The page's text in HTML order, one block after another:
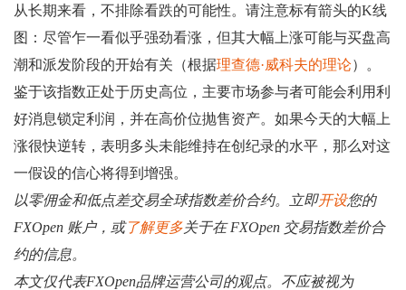
从长期来看，不排除看跌的可能性。请注意标有箭头的K线
图：尽管乍一看似乎强劲看涨，但其大幅上涨可能与买盘高
潮和派发阶段的开始有关（根据理查德·威科夫的理论）。
鉴于该指数正处于历史高位，主要市场参与者可能会利用利
好消息锁定利润，并在高价位抛售资产。如果今天的大幅上
涨很快逆转，表明多头未能维持在创纪录的水平，那么对这
一假设的信心将得到增强。
以零佣金和低点差交易全球指数差价合约。立即开设您的
FXOpen 账户，或了解更多关于在 FXOpen 交易指数差价合
约的信息。
本文仅代表FXOpen品牌运营公司的观点。不应被视为